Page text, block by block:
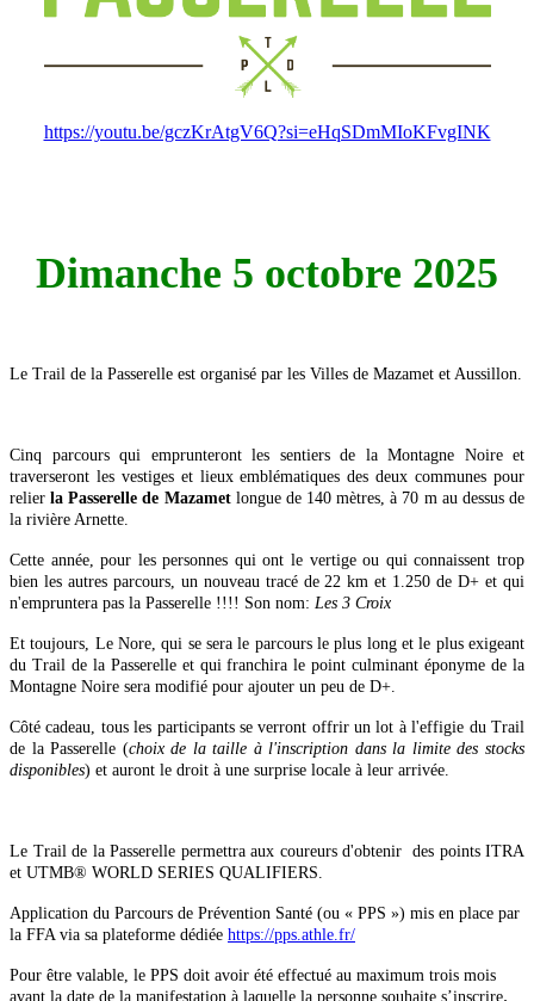
https://youtu.be/gczKrAtgV6Q?si=eHqSDmMIoKFvgINK
Dimanche 5 octobre 2025
Le Trail de la Passerelle est organisé par les Villes de Mazamet et Aussillon.
Cinq parcours qui emprunteront les sentiers de la Montagne Noire et
traverseront les vestiges et lieux emblématiques des deux communes pour
relierla Passerelle de Mazamet longue de 140 mètres, à 70 m au dessus de
la rivière Arnette.
Cette année, pour les personnes qui ont le vertige ou qui connaissent trop
bien les autres parcours, un nouveau tracé de 22 km et 1.250 de D+ et qui
n'empruntera pas la Passerelle !!!! Son nom: Les 3 Croix
Et toujours, Le Nore, qui se sera le parcours le plus long et le plus exigeant
du Trail de la Passerelle et qui franchira le point culminant éponyme de la
Montagne Noire sera modifié pour ajouter un peu de D+.
Côté cadeau, tous les participants se verront offrir un lot à l'effigie du Trail
de la Passerelle (choix de la taille à l'inscription dans la limite des stocks
disponibles) et auront le droit à une surprise locale à leur arrivée.
Le Trail de la Passerelle permettra aux coureurs d'obtenir des points ITRA
et UTMB® WORLD SERIES QUALIFIERS.
Application du Parcours de Prévention Santé (ou « PPS ») mis en place par
la FFA via sa plateforme dédiée https://pps.athle.fr/
Pour être valable, le PPS doit avoir été effectué au maximum trois mois
avant la date de la manifestation à laquelle la personne souhaite s’inscrire.